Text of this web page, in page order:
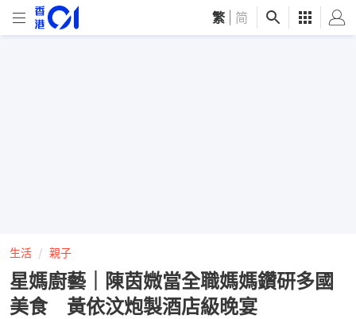
繁 简
生活 親子
星媽廚藝｜陳茵媺當全職媽媽鑽研多國
美食 黃依汶炮製酒店級晚宴